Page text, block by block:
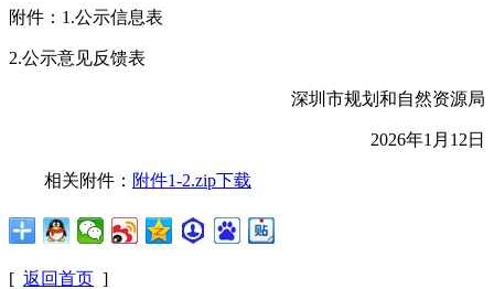
附件：1.公示信息表
2.公示意见反馈表
深圳市规划和自然资源局
2026年1月12日
相关附件： 附件1-2.zip下载
[ 返回首页 ]